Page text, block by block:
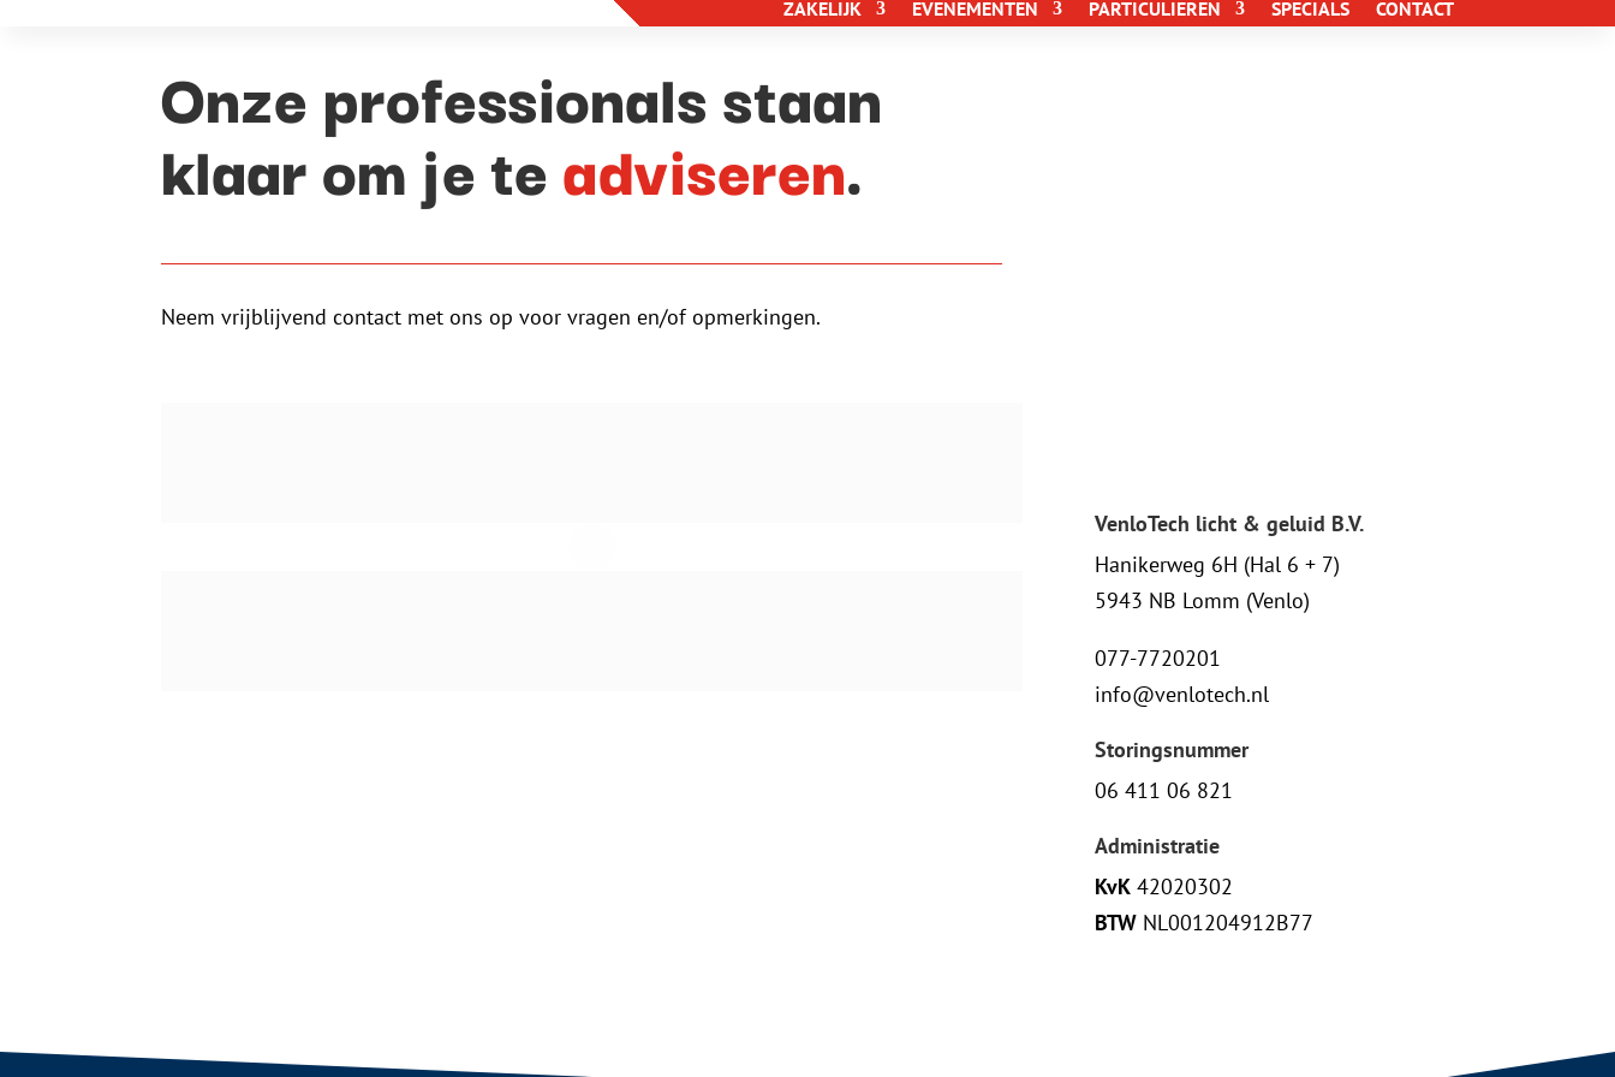
ZAKELIJK EVENEMENTEN PARTICULIEREN SPECIALS CONTACT
Onze professionals staan
klaar om je teadviseren.
Neem vrijblijvend contact met ons op voor vragen en/of opmerkingen.
VenloTech licht & geluid B.V.
Hanikerweg 6H (Hal 6 + 7)
5943 NB Lomm (Venlo)
077-7720201
info@venlotech.nl
Storingsnummer
06 411 06 821
Administratie
KvK 42020302
BTW NL001204912B77